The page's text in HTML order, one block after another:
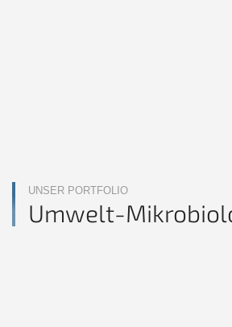
UNSER PORTFOLIO
Umwelt-